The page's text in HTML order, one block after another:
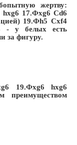
жертву:
hxg6 17.Фxg6 Сd6
19.Фh5 Сxf4
- у белых есть
за фигуру.
19.Фxg6 hxg6
преимуществом